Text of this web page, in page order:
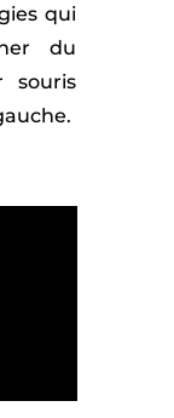
qui
du
souris